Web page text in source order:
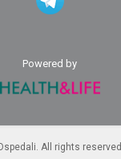
Powered by
All rights reserved.